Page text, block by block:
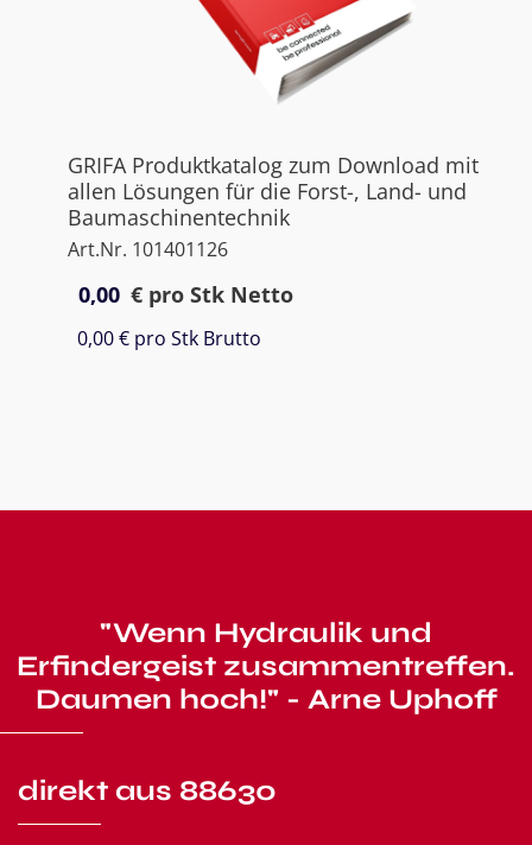
GRIFA Produktkatalog zum Download mit
allen Lösungen für die Forst-, Land- und
Baumaschinentechnik
Art.Nr. 101401126
0,00 € pro Stk Netto
0,00 € pro Stk Brutto
"Wenn Hydraulik und
Erfindergeist zusammentreffen.
Daumen hoch!" - Arne Uphoff
direkt aus 88630